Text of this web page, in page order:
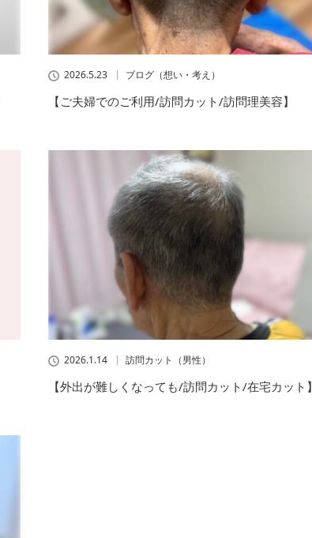
2026.5.23 ブログ（想い・考え）
【ご夫婦でのご利用/訪問カット/訪問理美容】
2026.1.14 訪問カット（男性）
【外出が難しくなっても/訪問カット/在宅カット】